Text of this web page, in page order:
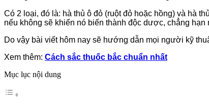
Có 2 loại, đó là: hà thủ ô đỏ (ruột đỏ hoặc hồng) và hà
nếu không sẽ khiến nó biến thành độc dược, chẳng
Do vậy bài viết hôm nay sẽ hướng dẫn mọi người kỹ
Xem thêm: Cách sắc thuốc bắc chuẩn nhất
Mục lục nội dung